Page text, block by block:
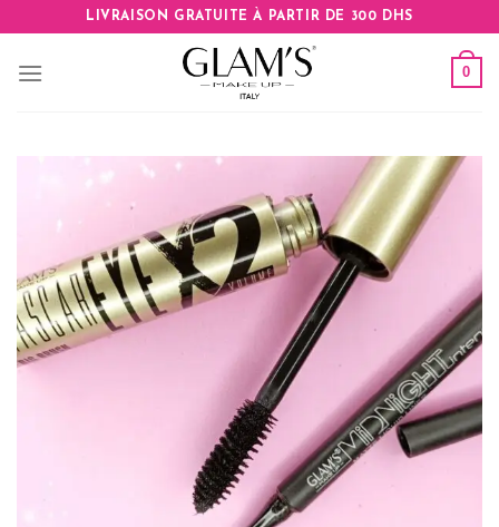
content
LIVRAISON GRATUITE À PARTIR DE 300 DHS
0